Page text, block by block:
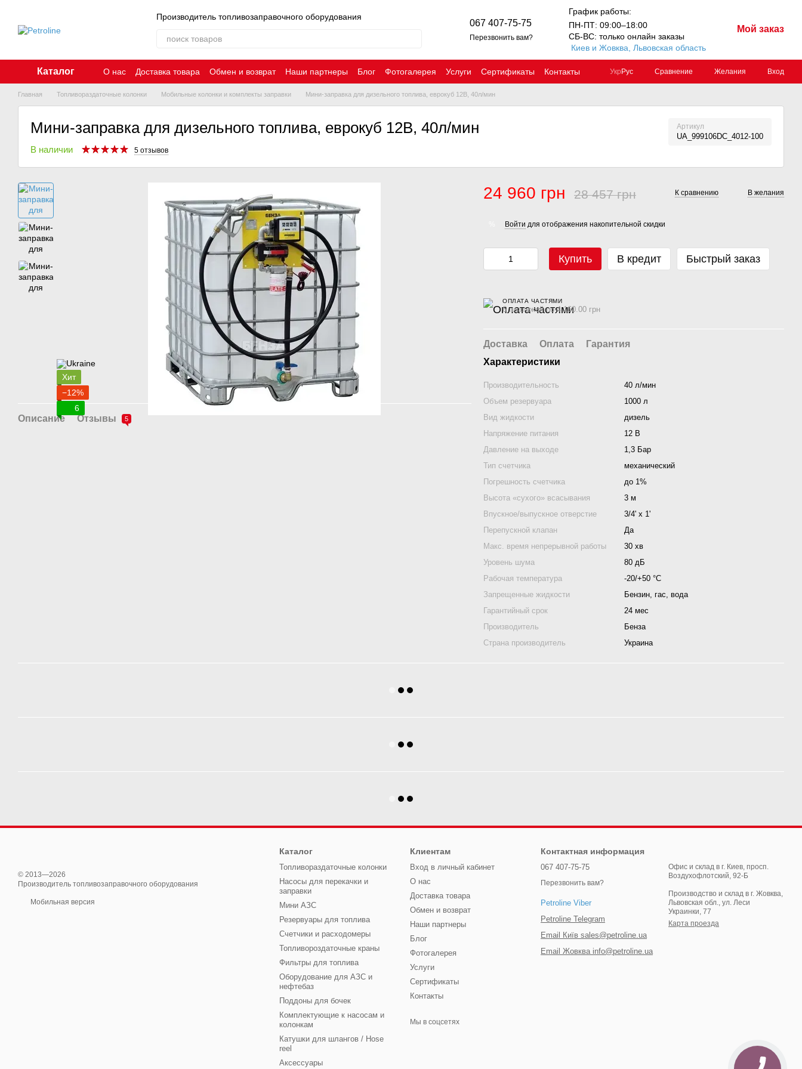
Производитель топливозаправочного оборудования
067 407-75-75
Перезвонить вам?
График работы:
ПН-ПТ: 09:00–18:00
СБ-ВС: только онлайн заказы
Киев и Жовква, Львовская область
Мой заказ
Каталог О нас Доставка товара Обмен и возврат Наши партнеры Блог Фотогалерея Услуги Сертификаты Контакты Укр Рус Сравнение Желания Вход
Главная Топливораздаточные колонки Мобильные колонки и комплекты заправки Мини-заправка для дизельного топлива, еврокуб 12В, 40л/мин
Мини-заправка для дизельного топлива, еврокуб 12В, 40л/мин Артикул
UA_999106DC_4012-100
В наличии 5 отзывов
Хит
−12%
6
Описание Отзывы 5
24 960 грн 28 457 грн К сравнению В желания
Войти для отображения накопительной скидки
Купить В кредит Быстрый заказ
ОПЛАТА ЧАСТЯМИ
6 платежей по 4 160.00 грн
Доставка Оплата
Гарантия
Характеристики
Производительность
40 л/мин
Объем резервуара
1000 л
Вид жидкости
дизель
Напряжение питания
12 В
Давление на выходе
1,3 Бар
Тип счетчика
механический
Погрешность счетчика
до 1%
Высота «сухого» всасывания
3 м
Впускное/выпускное отверстие
3/4' x 1'
Перепускной клапан
Да
Макс. время непрерывной работы
30 хв
Уровень шума
80 дБ
Рабочая температура
-20/+50 °С
Запрещенные жидкости
Бензин, гас, вода
Гарантийный срок
24 мес
Производитель
Бенза
Страна производитель
Украина
© 2013—2026
Производитель топливозаправочного оборудования
Мобильная версия
Каталог
Топливораздаточные колонки
Насосы для перекачки и
заправки
Мини АЗС
Резервуары для топлива
Счетчики и расходомеры
Топливороздаточные краны
Фильтры для топлива
Оборудование для АЗС и
нефтебаз
Поддоны для бочек
Комплектующие к насосам и
колонкам
Катушки для шлангов / Hose
reel
Аксессуары
Клиентам
Вход в личный кабинет
О нас
Доставка товара
Обмен и возврат
Наши партнеры
Блог
Фотогалерея
Услуги
Сертификаты
Контакты
Мы в соцсетях
Контактная информация
067 407-75-75
Перезвонить вам?
Petroline Viber
Petroline Telegram
Email Київ sales@petroline.ua
Email Жовква info@petroline.ua
Офис и склад в г. Киев, просп.
Воздухофлотский, 92-Б
Производство и склад в г. Жовква,
Львовская обл., ул. Леси
Украинки, 77
Карта проезда